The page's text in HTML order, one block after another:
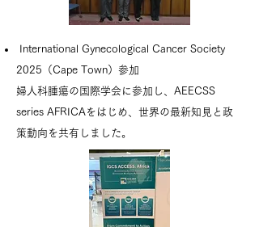
International Gynecological Cancer Society
2025（Cape Town）参加
婦人科腫瘍の国際学会に参加し、AEECSS
series AFRICAをはじめ、世界の最新知見と政
策動向を共有しました。